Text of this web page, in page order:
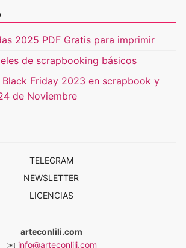
2025 PDF Gratis para imprimir
de scrapbooking básicos
Friday 2023 en scrapbook y
de Noviembre
TELEGRAM
NEWSLETTER
LICENCIAS
arteconlili.com
✉️ info@arteconlili.com